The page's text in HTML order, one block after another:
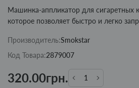
Машинка-аппликатор для сигаретных
которое позволяет быстро и легко
Производитель:Smokstar
Код Товара:2879007
320.00грн.